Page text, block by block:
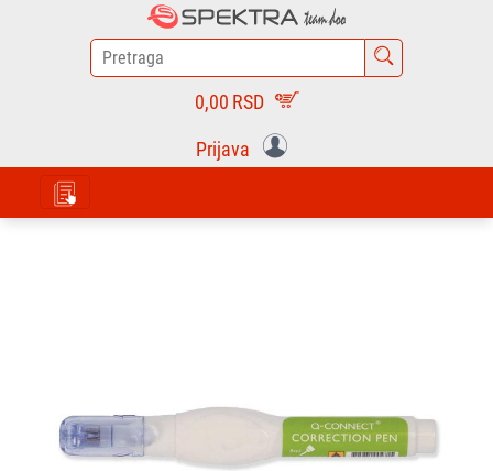
0,00 RSD
Prijava